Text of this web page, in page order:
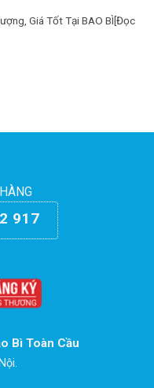
Giá Tốt Tại BAO BÌ[Đọc
917
Bì Toàn Cầu